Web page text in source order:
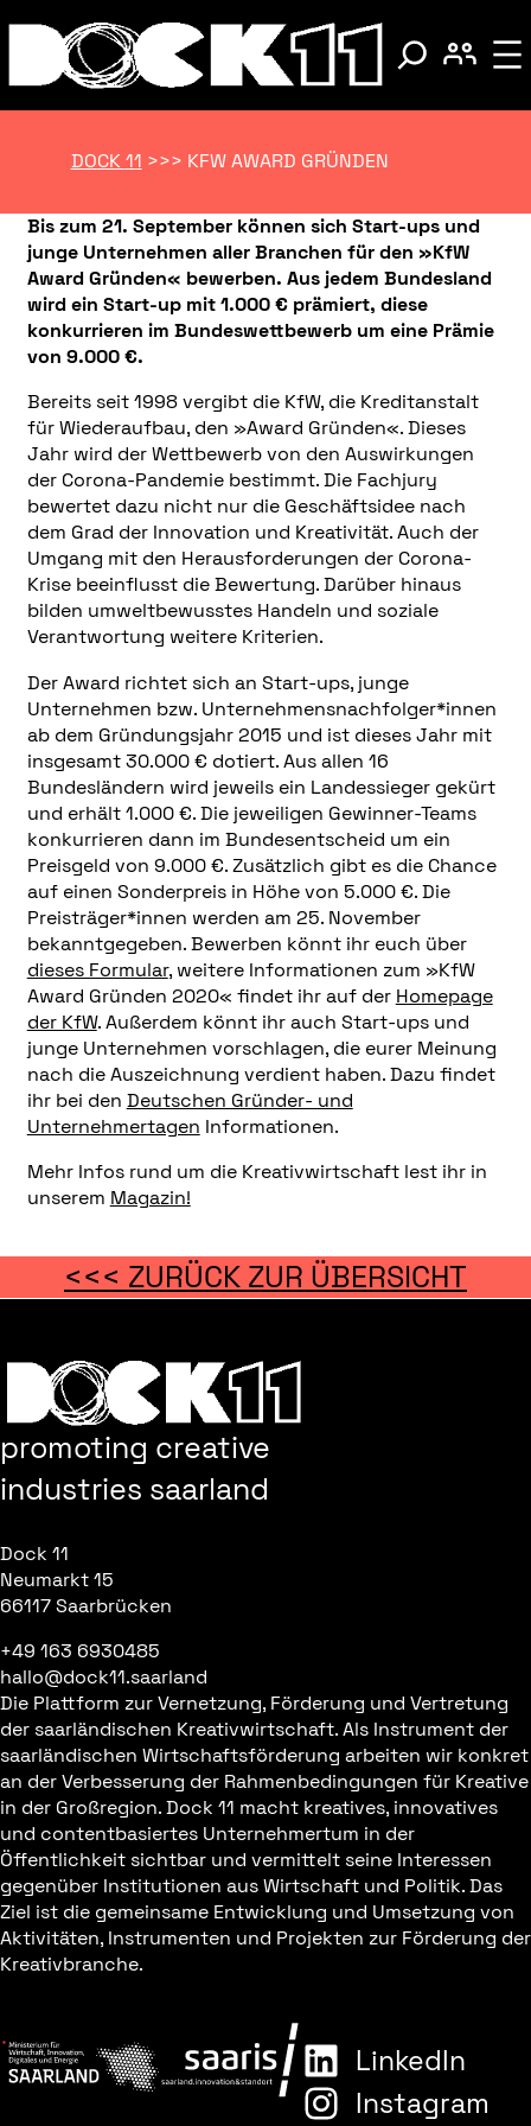
DOCK 11 >>> KFW AWARD GRÜNDEN
Bis zum 21. September können sich Start-ups und
junge Unternehmen aller Branchen für den »KfW
Award Gründen« bewerben. Aus jedem Bundesland
wird ein Start-up mit 1.000 € prämiert, diese
konkurrieren im Bundeswettbewerb um eine Prämie
von 9.000 €.
Bereits seit 1998 vergibt die KfW, die Kreditanstalt
für Wiederaufbau, den »Award Gründen«. Dieses
Jahr wird der Wettbewerb von den Auswirkungen
der Corona-Pandemie bestimmt. Die Fachjury
bewertet dazu nicht nur die Geschäftsidee nach
dem Grad der Innovation und Kreativität. Auch der
Umgang mit den Herausforderungen der Corona-
Krise beeinflusst die Bewertung. Darüber hinaus
bilden umweltbewusstes Handeln und soziale
Verantwortung weitere Kriterien.
Der Award richtet sich an Start-ups, junge
Unternehmen bzw. Unternehmensnachfolger*innen
ab dem Gründungsjahr 2015 und ist dieses Jahr mit
insgesamt 30.000 € dotiert. Aus allen 16
Bundesländern wird jeweils ein Landessieger gekürt
und erhält 1.000 €. Die jeweiligen Gewinner-Teams
konkurrieren dann im Bundesentscheid um ein
Preisgeld von 9.000 €. Zusätzlich gibt es die Chance
auf einen Sonderpreis in Höhe von 5.000 €. Die
Preisträger*innen werden am 25. November
bekanntgegeben. Bewerben könnt ihr euch über
dieses Formular, weitere Informationen zum »KfW
Award Gründen 2020« findet ihr auf der Homepage
der KfW. Außerdem könnt ihr auch Start-ups und
junge Unternehmen vorschlagen, die eurer Meinung
nach die Auszeichnung verdient haben. Dazu findet
ihr bei den Deutschen Gründer- und
Unternehmertagen Informationen.
Mehr Infos rund um die Kreativwirtschaft lest ihr in
unserem Magazin!
<<< ZURÜCK ZUR ÜBERSICHT
promoting creative
industries saarland
Dock 11
Neumarkt 15
66117 Saarbrücken
+49 163 6930485
hallo@dock11.saarland
Die Plattform zur Vernetzung, Förderung und Vertretung
der saarländischen Kreativwirtschaft. Als Instrument der
saarländischen Wirtschaftsförderung arbeiten wir konkret
an der Verbesserung der Rahmenbedingungen für Kreative
in der Großregion. Dock 11 macht kreatives, innovatives
und contentbasiertes Unternehmertum in der
Öffentlichkeit sichtbar und vermittelt seine Interessen
gegenüber Institutionen aus Wirtschaft und Politik. Das
Ziel ist die gemeinsame Entwicklung und Umsetzung von
Aktivitäten, Instrumenten und Projekten zur Förderung der
Kreativbranche.
LinkedIn
Instagram